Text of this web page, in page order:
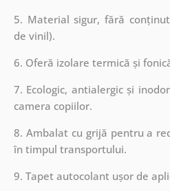
5. Material sigur, fără
de vinil).
6. Oferă izolare termică și
7. Ecologic, antialergic și
camera copiilor.
8. Ambalat cu grijă pentru a
în timpul transportului.
9. Tapet autocolant ușor de